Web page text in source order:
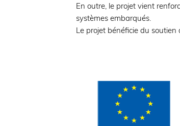
En outre, le projet vient
systèmes embarqués.
Le projet bénéficie du